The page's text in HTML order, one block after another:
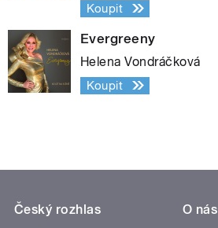
Koupit
Evergreeny
Helena Vondráčková
Koupit
Český rozhlas
O nás